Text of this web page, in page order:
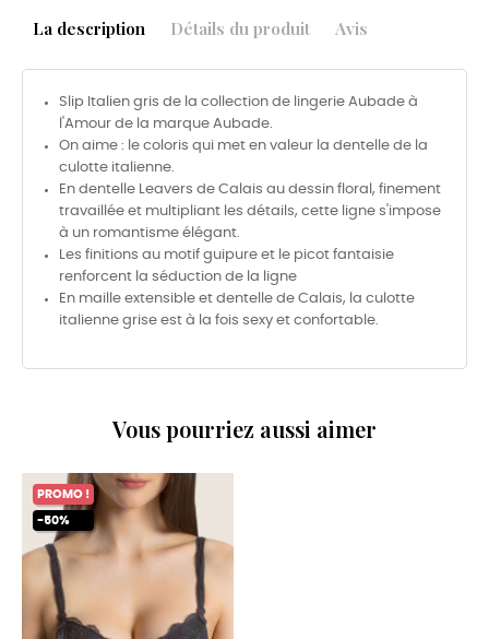
La description Détails du produit Avis
Slip Italien gris de la collection de lingerie Aubade à
l'Amour de la marque Aubade.
On aime : le coloris qui met en valeur la dentelle de la
culotte italienne.
En dentelle Leavers de Calais au dessin floral, finement
travaillée et multipliant les détails, cette ligne s'impose
à un romantisme élégant.
Les finitions au motif guipure et le picot fantaisie
renforcent la séduction de la ligne
En maille extensible et dentelle de Calais, la culotte
italienne grise est à la fois sexy et confortable.
Vous pourriez aussi aimer
PROMO !
-50%